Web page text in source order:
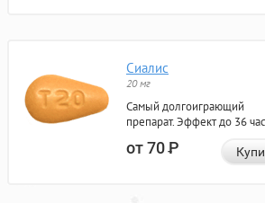
Сиалис
20 мг
Самый долгоиграющий
препарат. Эффект до 36
от 70Р